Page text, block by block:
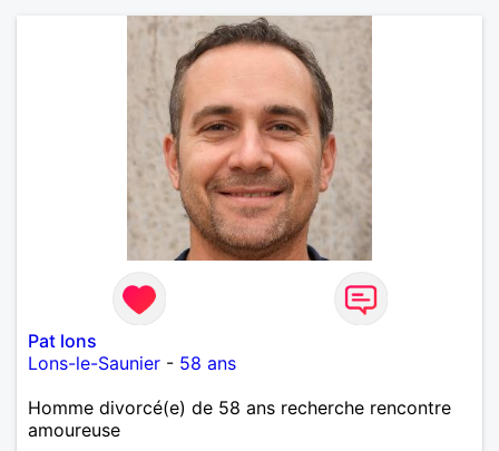
Pat lons
Lons-le-Saunier - 58 ans
Homme divorcé(e) de 58 ans recherche rencontre
amoureuse